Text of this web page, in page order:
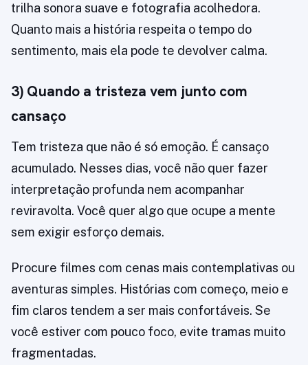
trilha sonora suave e fotografia acolhedora.
Quanto mais a história respeita o tempo do
sentimento, mais ela pode te devolver calma.
3) Quando a tristeza vem junto com
cansaço
Tem tristeza que não é só emoção. É cansaço
acumulado. Nesses dias, você não quer fazer
interpretação profunda nem acompanhar
reviravolta. Você quer algo que ocupe a mente
sem exigir esforço demais.
Procure filmes com cenas mais contemplativas ou
aventuras simples. Histórias com começo, meio e
fim claros tendem a ser mais confortáveis. Se
você estiver com pouco foco, evite tramas muito
fragmentadas.